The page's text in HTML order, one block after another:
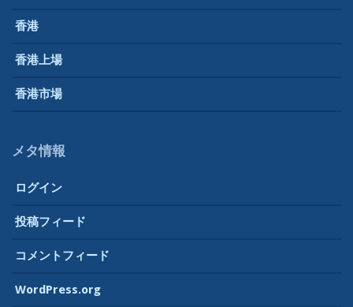
香港
香港上場
香港市場
メタ情報
ログイン
投稿フィード
コメントフィード
WordPress.org